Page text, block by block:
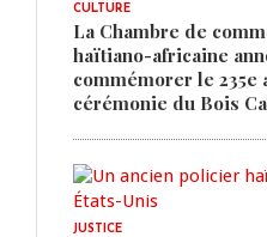
CULTURE
La Chambre de
haïtiano-africaine
commémorer le
cérémonie du Bois
JUSTICE